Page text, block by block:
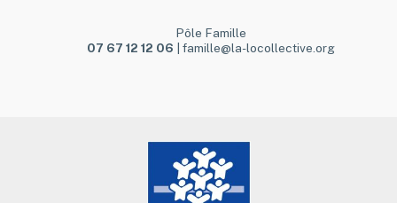
Pôle Famille
07 67 12 12 06 | famille@la-locollective.org